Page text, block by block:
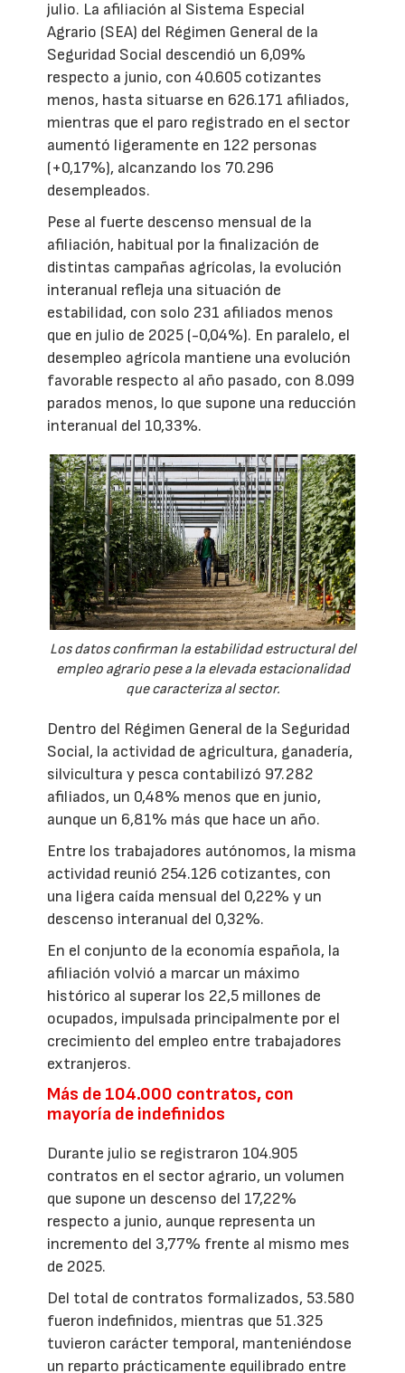
julio. La afiliación al Sistema Especial
Agrario (SEA) del Régimen General de la
Seguridad Social descendió un 6,09%
respecto a junio, con 40.605 cotizantes
menos, hasta situarse en 626.171 afiliados,
mientras que el paro registrado en el sector
aumentó ligeramente en 122 personas
(+0,17%), alcanzando los 70.296
desempleados.
Pese al fuerte descenso mensual de la
afiliación, habitual por la finalización de
distintas campañas agrícolas, la evolución
interanual refleja una situación de
estabilidad, con solo 231 afiliados menos
que en julio de 2025 (-0,04%). En paralelo, el
desempleo agrícola mantiene una evolución
favorable respecto al año pasado, con 8.099
parados menos, lo que supone una reducción
interanual del 10,33%.
Los datos confirman la estabilidad estructural del
empleo agrario pese a la elevada estacionalidad
que caracteriza al sector.
Dentro del Régimen General de la Seguridad
Social, la actividad de agricultura, ganadería,
silvicultura y pesca contabilizó 97.282
afiliados, un 0,48% menos que en junio,
aunque un 6,81% más que hace un año.
Entre los trabajadores autónomos, la misma
actividad reunió 254.126 cotizantes, con
una ligera caída mensual del 0,22% y un
descenso interanual del 0,32%.
En el conjunto de la economía española, la
afiliación volvió a marcar un máximo
histórico al superar los 22,5 millones de
ocupados, impulsada principalmente por el
crecimiento del empleo entre trabajadores
extranjeros.
Más de 104.000 contratos, con
mayoría de indefinidos
Durante julio se registraron 104.905
contratos en el sector agrario, un volumen
que supone un descenso del 17,22%
respecto a junio, aunque representa un
incremento del 3,77% frente al mismo mes
de 2025.
Del total de contratos formalizados, 53.580
fueron indefinidos, mientras que 51.325
tuvieron carácter temporal, manteniéndose
un reparto prácticamente equilibrado entre